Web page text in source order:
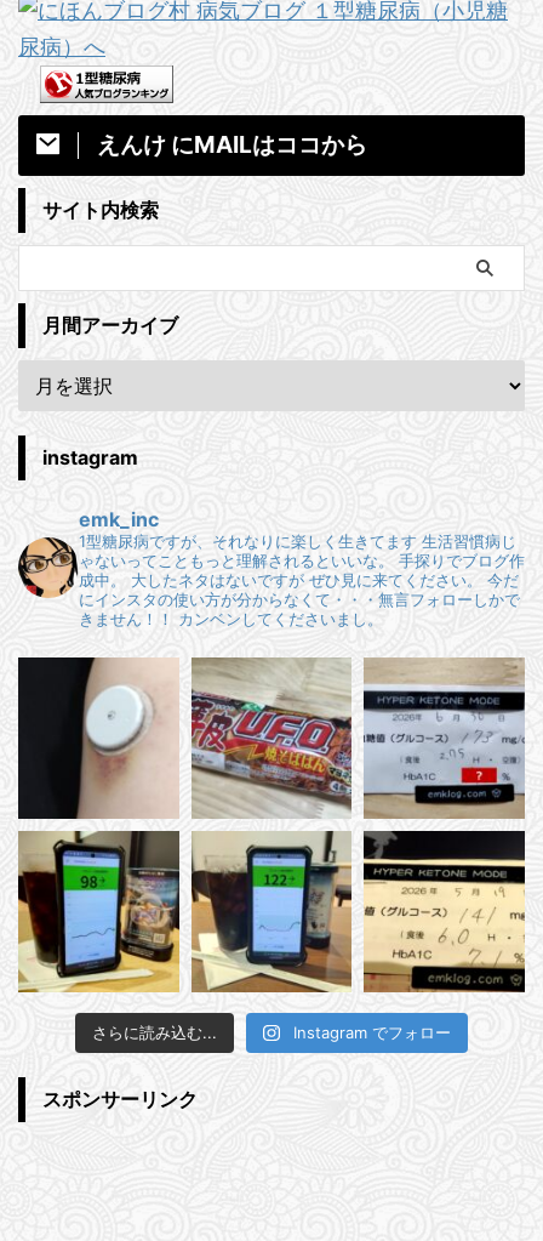
えんけ にMAILはココから
サイト内検索
月間アーカイブ
instagram
emk_inc
1型糖尿病ですが、それなりに楽しく生きてます 生活習慣病じ
ゃないってこともっと理解されるといいな。
手探りでブログ作
成中。
大したネタはないですが ぜひ見に来てください。
今だ
にインスタの使い方が分からなくて・・・無言フォローしかで
きません！！
カンベンしてくださいまし。
さらに読み込む... Instagram でフォロー
スポンサーリンク